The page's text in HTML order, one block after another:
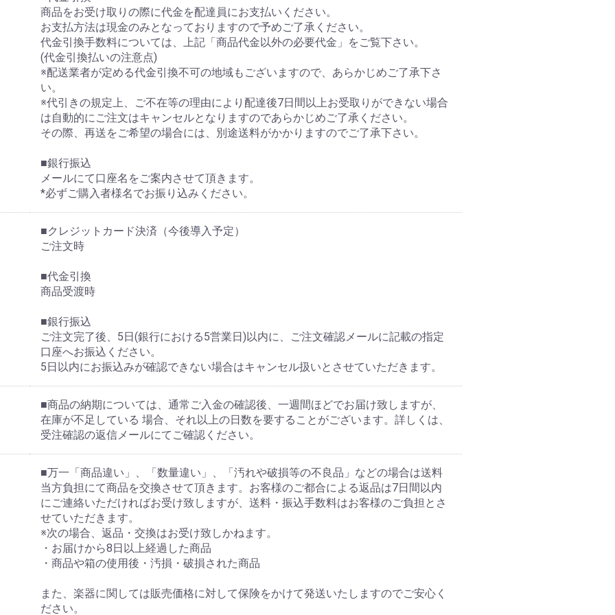
商品をお受け取りの際に代金を配達員にお支払いください。
お支払方法は現金のみとなっておりますので予めご了承ください。
代金引換手数料については、上記「商品代金以外の必要代金」をご覧下さい。
(代金引換払いの注意点)
※配送業者が定める代金引換不可の地域もございますので、あらかじめご了承下さ
い。
※代引きの規定上、ご不在等の理由により配達後7日間以上お受取りができない場合
は自動的にご注文はキャンセルとなりますのであらかじめご了承ください。
その際、再送をご希望の場合には、別途送料がかかりますのでご了承下さい。
■銀行振込
メールにて口座名をご案内させて頂きます。
*必ずご購入者様名でお振り込みください。
■クレジットカード決済（今後導入予定）
ご注文時
■代金引換
商品受渡時
■銀行振込
ご注文完了後、5日(銀行における5営業日)以内に、ご注文確認メールに記載の指定
口座へお振込ください。
5日以内にお振込みが確認できない場合はキャンセル扱いとさせていただきます。
■商品の納期については、通常ご入金の確認後、一週間ほどでお届け致しますが、
在庫が不足している 場合、それ以上の日数を要することがございます。詳しくは、
受注確認の返信メールにてご確認ください。
■万一「商品違い」、「数量違い」、「汚れや破損等の不良品」などの場合は送料
当方負担にて商品を交換させて頂きます。お客様のご都合による返品は7日間以内
にご連絡いただければお受け致しますが、送料・振込手数料はお客様のご負担とさ
せていただきます。
※次の場合、返品・交換はお受け致しかねます。
・お届けから8日以上経過した商品
・商品や箱の使用後・汚損・破損された商品
また、楽器に関しては販売価格に対して保険をかけて発送いたしますのでご安心く
ださい。